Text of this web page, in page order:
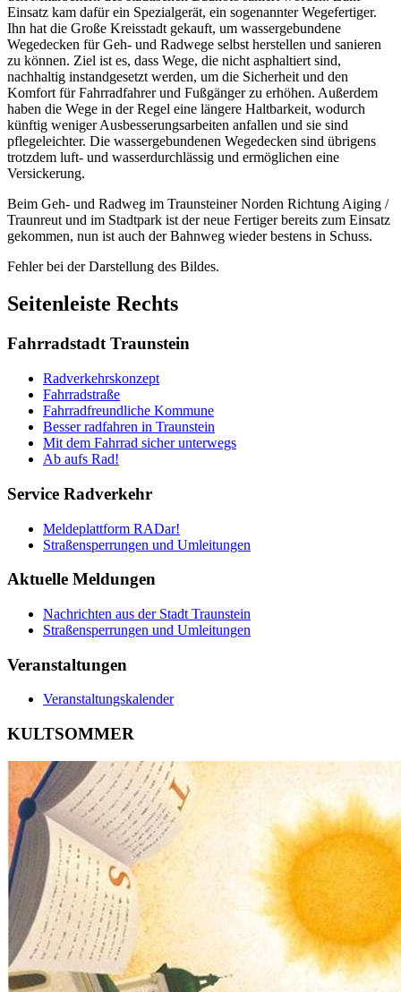
Einsatz kam dafür ein Spezialgerät, ein sogenannter Wegefertiger.
Ihn hat die Große Kreisstadt gekauft, um wassergebundene
Wegedecken für Geh- und Radwege selbst herstellen und sanieren
zu können. Ziel ist es, dass Wege, die nicht asphaltiert sind,
nachhaltig instandgesetzt werden, um die Sicherheit und den
Komfort für Fahrradfahrer und Fußgänger zu erhöhen. Außerdem
haben die Wege in der Regel eine längere Haltbarkeit, wodurch
künftig weniger Ausbesserungsarbeiten anfallen und sie sind
pflegeleichter. Die wassergebundenen Wegedecken sind übrigens
trotzdem luft- und wasserdurchlässig und ermöglichen eine
Versickerung.
Beim Geh- und Radweg im Traunsteiner Norden Richtung Aiging /
Traunreut und im Stadtpark ist der neue Fertiger bereits zum Einsatz
gekommen, nun ist auch der Bahnweg wieder bestens in Schuss.
Fehler bei der Darstellung des Bildes.
Seitenleiste Rechts
Fahrradstadt Traunstein
Radverkehrskonzept
Fahrradstraße
Fahrradfreundliche Kommune
Besser radfahren in Traunstein
Mit dem Fahrrad sicher unterwegs
Ab aufs Rad!
Service Radverkehr
Meldeplattform RADar!
Straßensperrungen und Umleitungen
Aktuelle Meldungen
Nachrichten aus der Stadt Traunstein
Straßensperrungen und Umleitungen
Veranstaltungen
Veranstaltungskalender
KULTSOMMER